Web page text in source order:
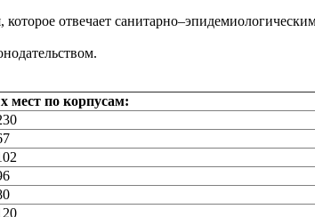
отвечает
мест по корпусам: